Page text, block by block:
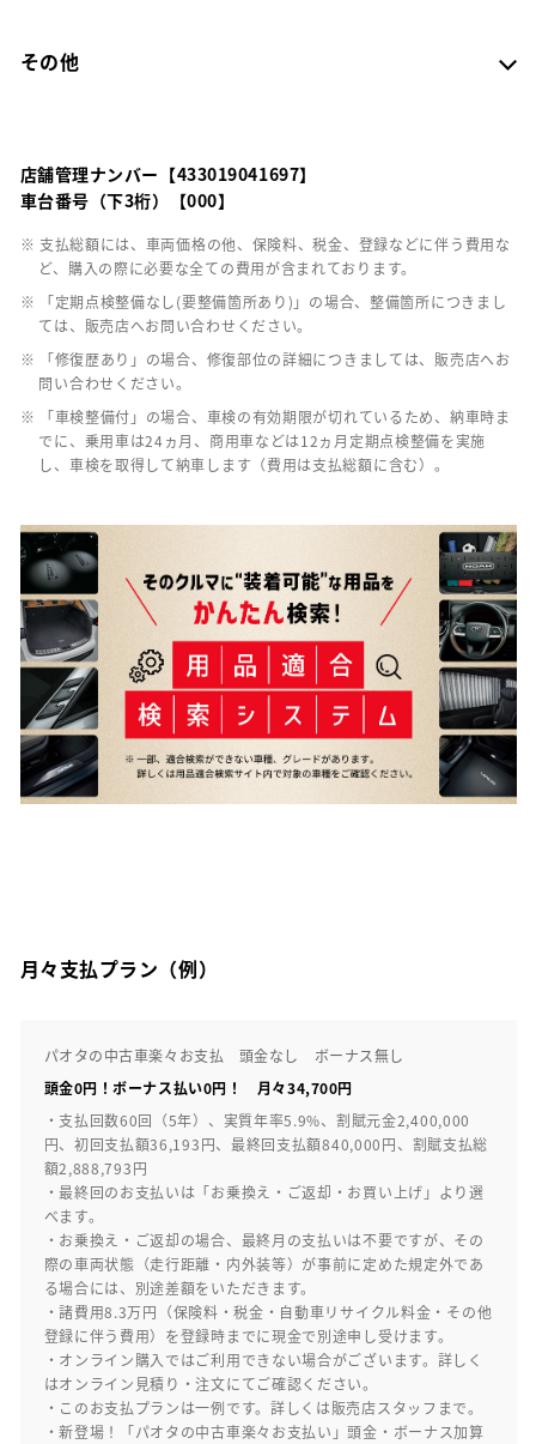
その他
店舗管理ナンバー【433019041697】
車台番号（下3桁）【000】
※ 支払総額には、車両価格の他、保険料、税金、登録などに伴う費用な
ど、購入の際に必要な全ての費用が含まれております。
※ 「定期点検整備なし(要整備箇所あり)」の場合、整備箇所につきまし
ては、販売店へお問い合わせください。
※ 「修復歴あり」の場合、修復部位の詳細につきましては、販売店へお
問い合わせください。
※ 「車検整備付」の場合、車検の有効期限が切れているため、納車時ま
でに、乗用車は24ヵ月、商用車などは12ヵ月定期点検整備を実施
し、車検を取得して納車します（費用は支払総額に含む）。
月々支払プラン（例）
パオタの中古車楽々お支払 頭金なし ボーナス無し
頭金0円！ボーナス払い0円！ 月々34,700円
・支払回数60回（5年）、実質年率5.9%、割賦元金2,400,000
円、初回支払額36,193円、最終回支払額840,000円、割賦支払総
額2,888,793円
・最終回のお支払いは「お乗換え・ご返却・お買い上げ」より選
べます。
・お乗換え・ご返却の場合、最終月の支払いは不要ですが、その
際の車両状態（走行距離・内外装等）が事前に定めた規定外であ
る場合には、別途差額をいただきます。
・諸費用8.3万円（保険料・税金・自動車リサイクル料金・その他
登録に伴う費用）を登録時までに現金で別途申し受けます。
・オンライン購入ではご利用できない場合がございます。詳しく
はオンライン見積り・注文にてご確認ください。
・このお支払プランは一例です。詳しくは販売店スタッフまで。
・新登場！「パオタの中古車楽々お支払い」頭金・ボーナス加算